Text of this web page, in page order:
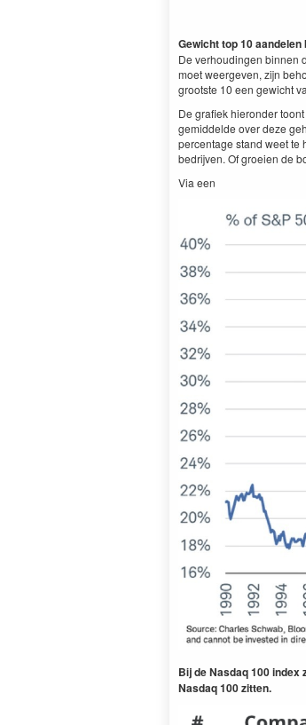
Gewicht top 10
De verhoudingen binnen
moet weergeven, zijn
grootste 10 een gewicht
De grafiek hieronder
gemiddelde over deze
percentage stand weet te
bedrijven. Of groeien de
Via een
Bij de Nasdaq 100 index
Nasdaq 100 zitten.